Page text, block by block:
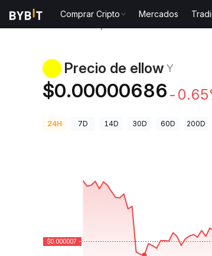
Comprar Cripto Mercados
Precio de ellow Y
$0.00000686 -
24H 7D 14D 30D 60D 200D